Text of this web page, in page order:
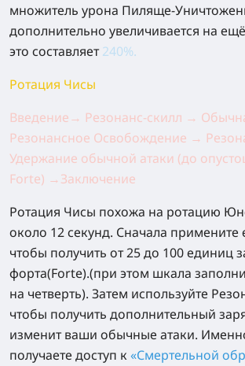
множитель урона Пиляще-
дополнительно увеличивается на ещё
это составляет240%.
Ротация Чисы
Введение→ Резонанс-скилл →
Резонансное Освобождение →
Удержание обычной атаки (до
Forte) →Заключение
Ротация Чисы похожа на ротацию
около 12 секунд. Сначала примените
чтобы получить от 25 до 100 единиц
форта(Forte).(при этом шкала
на четверть). Затем используйте
чтобы получить дополнительный
изменит ваши обычные атаки.
получаете доступ к «Смертельной